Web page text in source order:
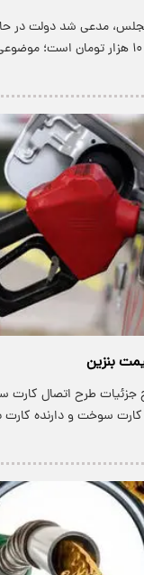
مدعی شد دولت در
بنزین
جزئیات طرح اتصال کارت
سوخت و دارنده کارت